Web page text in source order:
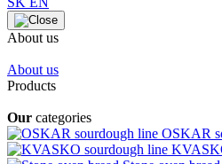
About us
About us
Products
Our categories
OSKAR